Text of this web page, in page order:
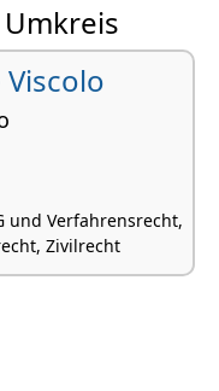
und Verfahrensrecht,
Zivilrecht